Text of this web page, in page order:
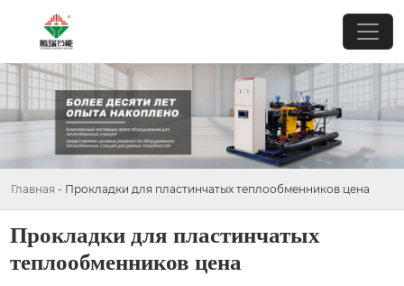
Главная - Прокладки для пластинчатых теплообменников цена
Прокладки для пластинчатых
теплообменников цена